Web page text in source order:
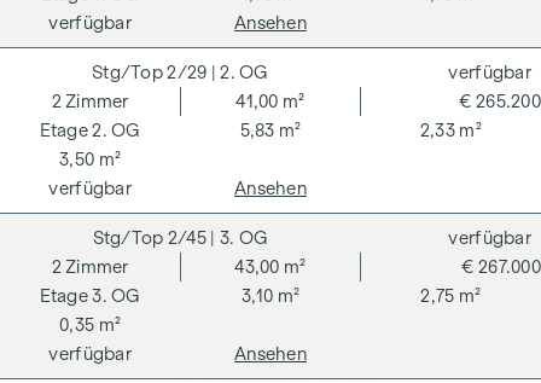
dem zu vermittelnden Dritten ein familiäres oder
wirtschaftliches Naheverhältnis besteht.
Der Vermittler ist als Doppelmakler tätig.
verfügbar Ansehen
2/29 | 2. OG
2. OG
2 Zimmer
41,00 m²
5,83 m²
2,33 m²
3,50 m²
€ 265.200
verfügbar
verfügbar
Ansehen
2/45 | 3. OG
3. OG
2 Zimmer
43,00 m²
3,10 m²
2,75 m²
0,35 m²
€ 267.000
verfügbar
verfügbar
Ansehen